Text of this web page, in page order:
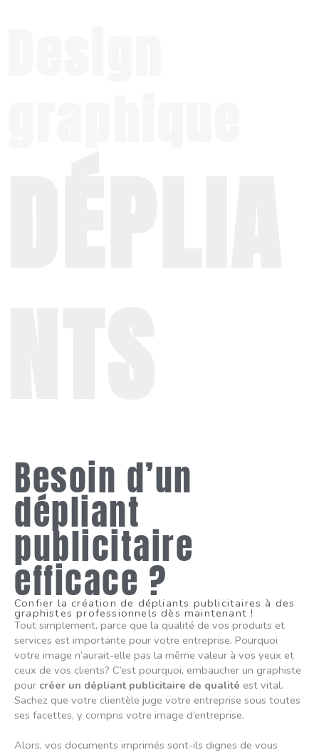
Besoin d’un
dépliant
publicitaire
efficace ?
Confier la création de dépliants publicitaires à des
graphistes professionnels dès maintenant !
Tout simplement, parce que la qualité de vos produits et
services est importante pour votre entreprise. Pourquoi
votre image n’aurait-elle pas la même valeur à vos yeux et
ceux de vos clients? C’est pourquoi, embaucher un graphiste
pour créer un dépliant publicitaire de qualité est vital.
Sachez que votre clientèle juge votre entreprise sous toutes
ses facettes, y compris votre image d’entreprise.
Alors, vos documents imprimés sont-ils dignes de vous